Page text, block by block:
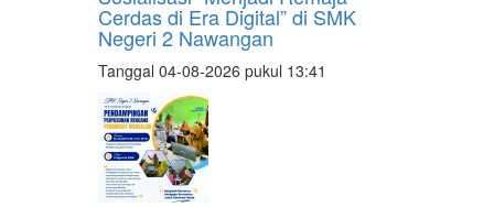
Cerdas di Era Digital” di SMK
Negeri 2 Nawangan
Tanggal 04-08-2026 pukul 13:41